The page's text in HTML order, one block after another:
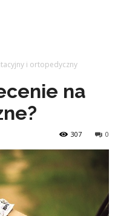
i ortopedyczny
na
0
307